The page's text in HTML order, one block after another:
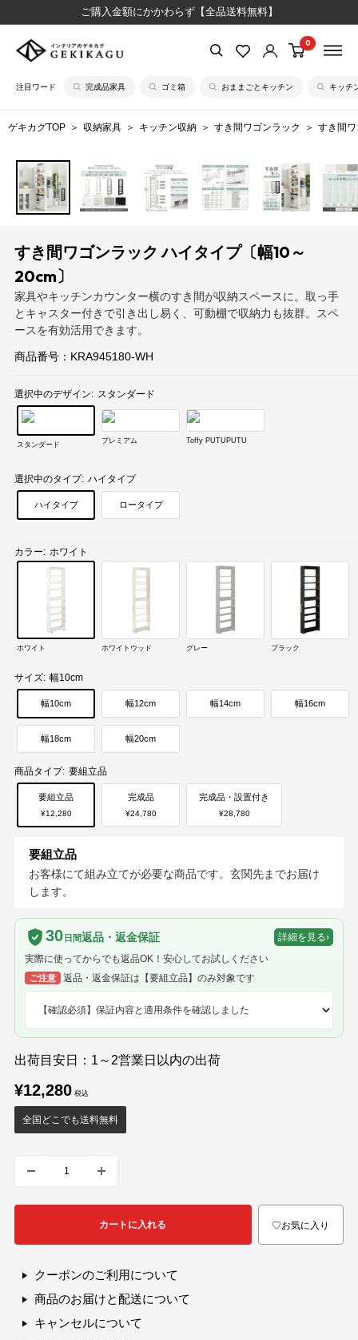
ご購入金額にかかわらず【全品送料無料】
【公
イ
テ
ア
の
ゲ
カ
グ
0
注目ワード 完成品家具 ゴミ箱 おままごとキッチン キッチ
ゲキカグTOP 収納家具 キッチン収納 すき間ワゴンラック すき間
すき間ワゴンラック ハイタイプ〔幅10～
20cm〕
家具やキッチンカウンター横のすき間が収納スペースに。取っ手
とキャスター付きで引き出し易く、可動棚で収納力も抜群。スペ
ースを有効活用できます。
商品番号： KRA945180-WH
選択中のデザイン: スタンダード
スタンダード プレミアム Toffy PUTUPUTU
選択中のタイプ: ハイタイプ
ハイタイプ ロータイプ
カラー: ホワイト
ホワイト ホワイトウッド グレー ブラック
サイズ: 幅10cm
幅10cm 幅12cm 幅14cm 幅16cm
幅18cm 幅20cm
商品タイプ: 要組立品
要組立品
¥12,280
完成品
¥24,780
完成品・設置付き
¥28,780
要組立品
お客様にて組み立てが必要な商品です。玄関先までお届け
します。
30 日間返品・返金保証 詳細を見る›
実際に使ってからでも返品OK！安心してお試しください
ご注意 返品・返金保証は【要組立品】のみ対象です
出荷目安日：1～2営業日以内の出荷
販
売
価
格
¥12,280
全国どこでも送料無料
カートに入れる ♡お気に入り
クーポンのご利用について
商品のお届けと配送について
キャンセルについて